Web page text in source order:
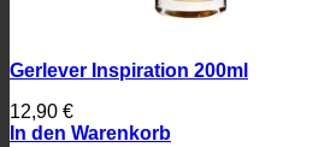
Gerlever Inspiration 200ml
12,90 €
In den Warenkorb